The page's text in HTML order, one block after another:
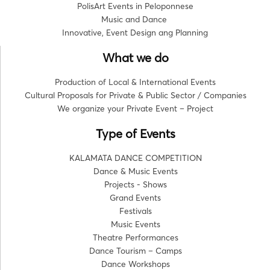
PolisArt Events in Peloponnese
Music and Dance
Innovative, Event Design ang Planning
What we do
Production of Local & International Events
Cultural Proposals for Private & Public Sector / Companies
We organize your Private Event – Project
Type of Events
KALAMATA DANCE COMPETITION
Dance & Music Events
Projects - Shows
Grand Events
Festivals
Music Events
Theatre Performances
Dance Tourism – Camps
Dance Workshops